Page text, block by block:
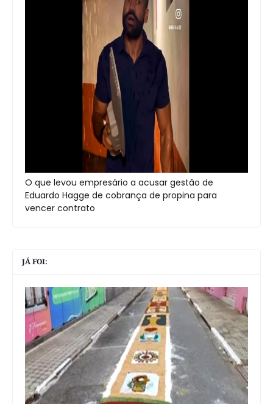
O que levou empresário a acusar gestão de
Eduardo Hagge de cobrança de propina para
vencer contrato
JÁ FOI: